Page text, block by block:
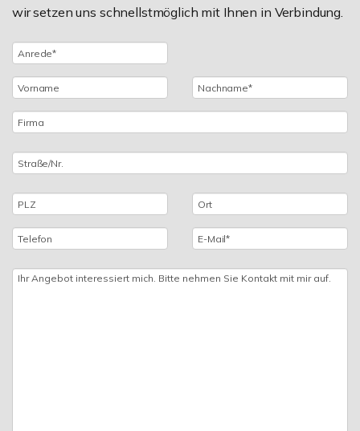
wir setzen uns schnellstmöglich mit Ihnen in Verbindung.